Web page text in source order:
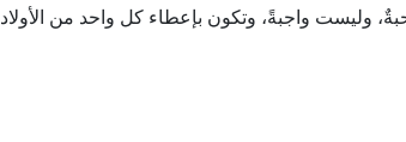
وليست واجبةً، وتكون بإعطاء كل واحد من الأولاد